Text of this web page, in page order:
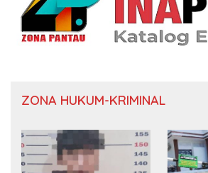
ZONA HUKUM-KRIMINAL